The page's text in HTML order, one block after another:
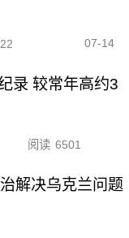
07-14
录 较常年高约3
阅读 6501
解决乌克兰问题